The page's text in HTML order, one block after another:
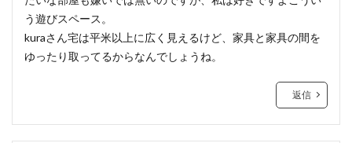
う遊びスペース。
kuraさん宅は平米以上に広く見えるけど、家具と家具の間を
ゆったり取ってるからなんでしょうね。
返信